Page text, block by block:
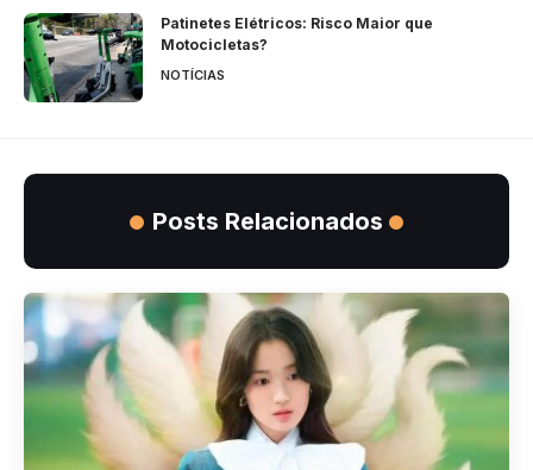
Patinetes Elétricos: Risco Maior que
Motocicletas?
NOTÍCIAS
Posts Relacionados